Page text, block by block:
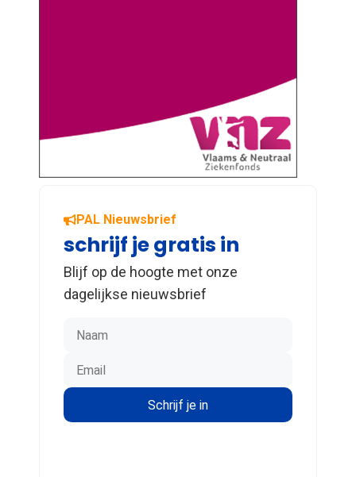
PAL Nieuwsbrief
schrijf je gratis in
Blijf op de hoogte met onze
dagelijkse nieuwsbrief